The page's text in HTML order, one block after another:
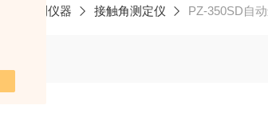
实验检测仪器 接触角测定仪 PZ-350SD自